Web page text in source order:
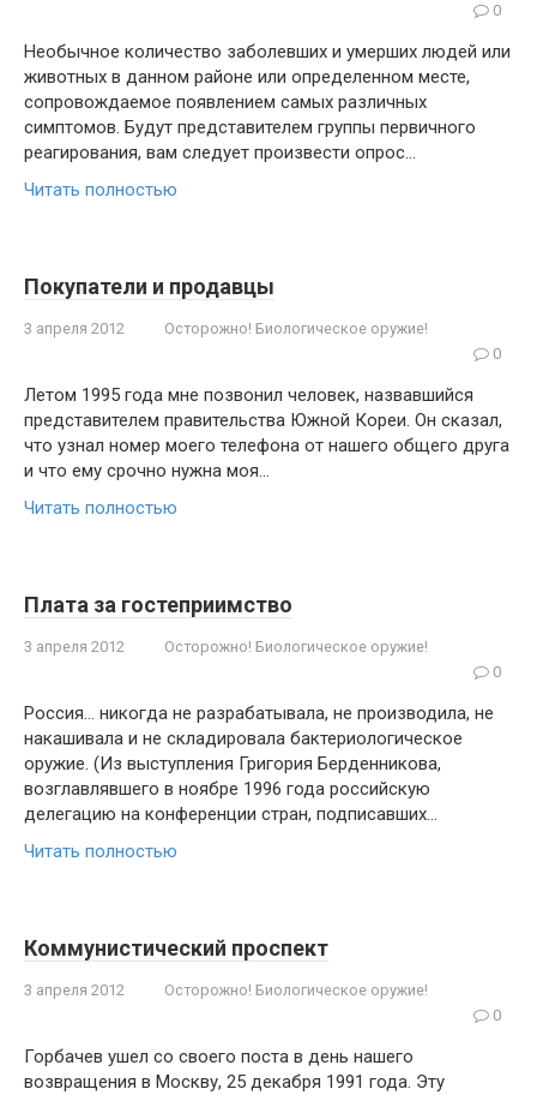
0
Необычное количество заболевших и умер­ших людей или
животных в данном районе или определенном месте,
сопровождаемое появлени­ем самых различных
симптомов. Будут предста­вителем группы первичного
реагирования, вам следует произвести опрос…
Читать полностью
Покупатели и продавцы
3 апреля 2012
Осторожно! Биологическое оружие!
0
Летом 1995 года мне позвонил чело­век, назвавшийся
представителем прави­тельства Южной Кореи. Он сказал,
что уз­нал номер моего телефона от нашего общего друга
и что ему срочно нужна моя…
Читать полностью
Плата за гостеприимство
3 апреля 2012
Осторожно! Биологическое оружие!
0
Россия… никогда не разрабатывала, не про­изводила, не
накашивала и не складировала бак­териологическое
оружие. (Из выступления Григория Берденникова,
возглавлявшего в ноябре 1996 года российскую
делегацию на конференции стран, подписавших…
Читать полностью
Коммунистический проспект
3 апреля 2012
Осторожно! Биологическое оружие!
0
Горбачев ушел со своего поста в день нашего
возвращения в Москву, 25 декабря 1991 года. Эту